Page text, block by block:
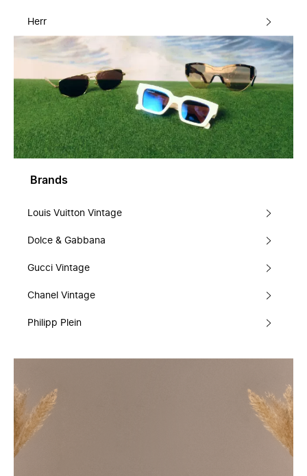
Herr
Brands
Louis Vuitton Vintage
Dolce & Gabbana
Gucci Vintage
Chanel Vintage
Philipp Plein